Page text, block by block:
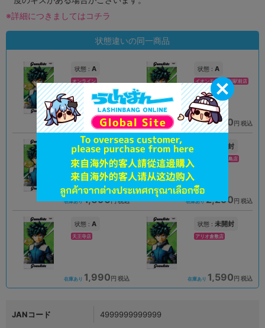
※詳細につきましてはコチラ
状態違いの同一商品
状態 : A
オンライン
在庫あり 1,990 円 税込
状態 : A
イオンモール旭川駅前店
在庫あり 1,990円 税込
状態 :未開封
姫路店
在庫あり 1,690円 税込
未開封
イオンモール徳島店
在庫あり 2,290円 税込
状態 : A
天王寺店
在庫あり 1,990円 税込
状態 : 未開封
アリオ倉敷店
在庫あり 1,590円 税込
JANコード 4999999999999